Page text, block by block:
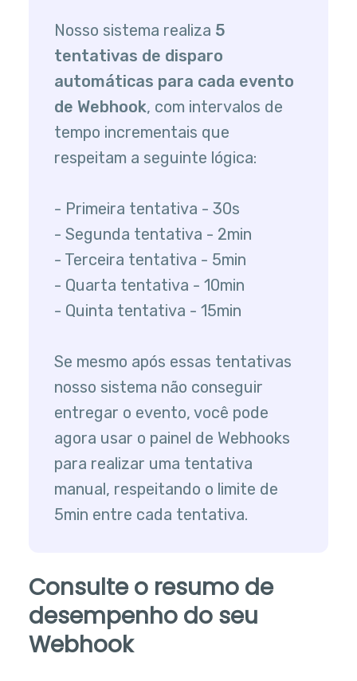
Nosso sistema realiza 5
tentativas de disparo
automáticas para cada evento
de Webhook, com intervalos de
tempo incrementais que
respeitam a seguinte lógica:
- Primeira tentativa - 30s
- Segunda tentativa - 2min
- Terceira tentativa - 5min
- Quarta tentativa - 10min
- Quinta tentativa - 15min
Se mesmo após essas tentativas
nosso sistema não conseguir
entregar o evento, você pode
agora usar o painel de Webhooks
para realizar uma tentativa
manual, respeitando o limite de
5min entre cada tentativa.
Consulte o resumo de
desempenho do seu
Webhook